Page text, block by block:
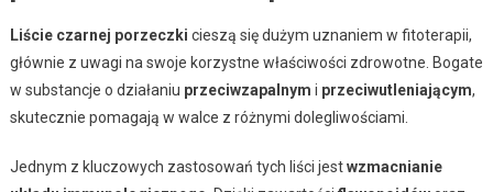
Liście czarnej porzeczki cieszą się dużym uznaniem w fitoterapii,
głównie z uwagi na swoje korzystne właściwości zdrowotne. Bogate
w substancje o działaniu przeciwzapalnym i przeciwutleniającym,
skutecznie pomagają w walce z różnymi dolegliwościami.
Jednym z kluczowych zastosowań tych liści jestwzmacnianie